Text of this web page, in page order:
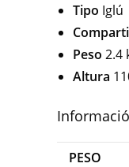
Tipo Iglú
Peso 2.4
Altura
PESO